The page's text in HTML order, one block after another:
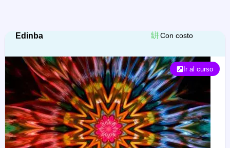
Edinba Con costo
Ir al curso